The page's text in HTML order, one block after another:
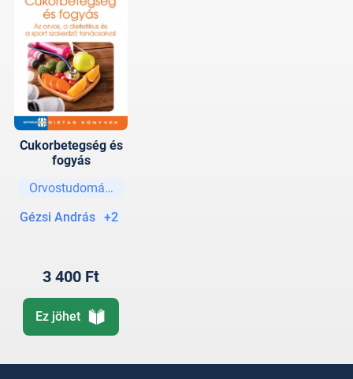
Cukorbetegség és
fogyás
Orvostudományok
Gézsi András
+2
3 400 Ft
Ez jöhet